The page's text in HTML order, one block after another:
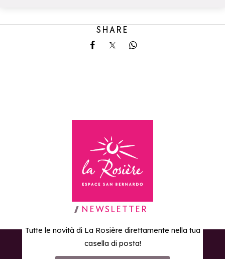
SHARE
Share on Facebook
Share on X
Share on Whatsapp
Torna alla home page
NEWSLETTER
Tutte le novità di La Rosière direttamente nella tua
casella di posta!